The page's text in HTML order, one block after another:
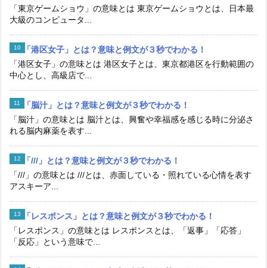
「東京ゲームショウ」の意味とは 東京ゲームショウとは、日本最
大級のコンピュータ...
「港区女子」とは？意味と例文が３秒でわかる！
「港区女子」の意味とは 港区女子とは、東京都港区を行動範囲の
中心とし、高級店で...
「脳汁」とは？意味と例文が３秒でわかる！
「脳汁」の意味とは 脳汁とは、興奮や幸福感を感じる時に分泌さ
れる脳内麻薬を表す...
「///」とは？意味と例文が３秒でわかる！
「///」の意味とは ///とは、赤面している・照れている心情を表す
アスキーア...
「レスポンス」とは？意味と例文が３秒でわかる！
「レスポンス」の意味とは レスポンスとは、「返事」「応答」
「反応」という意味で...